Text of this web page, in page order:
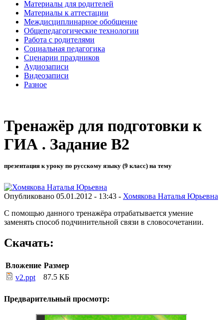
Материалы для родителей
Материалы к аттестации
Междисциплинарное обобщение
Общепедагогические технологии
Работа с родителями
Социальная педагогика
Сценарии праздников
Аудиозаписи
Видеозаписи
Разное
Тренажёр для подготовки к
ГИА . Задание В2
презентация к уроку по русскому языку (9 класс) на тему
Опубликовано 05.01.2012 - 13:43 - Хомякова Наталья Юрьевна
С помощью данного тренажёра отрабатывается умение
заменять способ подчинительной связи в словосочетании.
Скачать:
Вложение Размер
v2.ppt
87.5 КБ
Предварительный просмотр: